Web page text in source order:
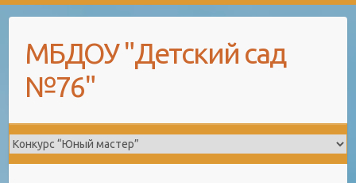
contentМБДОУ "Детский сад
№76"